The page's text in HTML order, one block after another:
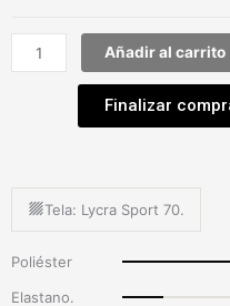
Añadir al carrito
Finalizar
Tela: Lycra Sport 70.
Poliéster
Elastano.